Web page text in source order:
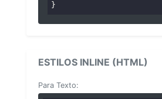
}
ESTILOS INLINE (HTML)
Para Texto: